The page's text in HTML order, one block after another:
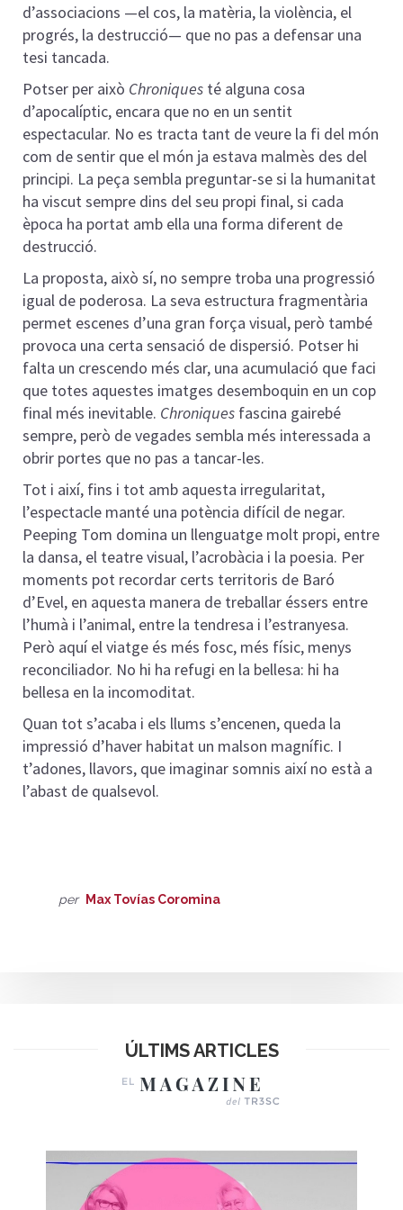
d’associacions —el cos, la matèria, la violència, el
progrés, la destrucció— que no pas a defensar una
tesi tancada.
Potser per això Chroniques té alguna cosa
d’apocalíptic, encara que no en un sentit
espectacular. No es tracta tant de veure la fi del món
com de sentir que el món ja estava malmès des del
principi. La peça sembla preguntar-se si la humanitat
ha viscut sempre dins del seu propi final, si cada
època ha portat amb ella una forma diferent de
destrucció.
La proposta, això sí, no sempre troba una progressió
igual de poderosa. La seva estructura fragmentària
permet escenes d’una gran força visual, però també
provoca una certa sensació de dispersió. Potser hi
falta un crescendo més clar, una acumulació que faci
que totes aquestes imatges desemboquin en un cop
final més inevitable. Chroniques fascina gairebé
sempre, però de vegades sembla més interessada a
obrir portes que no pas a tancar-les.
Tot i així, fins i tot amb aquesta irregularitat,
l’espectacle manté una potència difícil de negar.
Peeping Tom domina un llenguatge molt propi, entre
la dansa, el teatre visual, l’acrobàcia i la poesia. Per
moments pot recordar certs territoris de Baró
d’Evel, en aquesta manera de treballar éssers entre
l’humà i l’animal, entre la tendresa i l’estranyesa.
Però aquí el viatge és més fosc, més físic, menys
reconciliador. No hi ha refugi en la bellesa: hi ha
bellesa en la incomoditat.
Quan tot s’acaba i els llums s’encenen, queda la
impressió d’haver habitat un malson magnífic. I
t’adones, llavors, que imaginar somnis així no està a
l’abast de qualsevol.
per Max Tovías Coromina
ÚLTIMS ARTICLES